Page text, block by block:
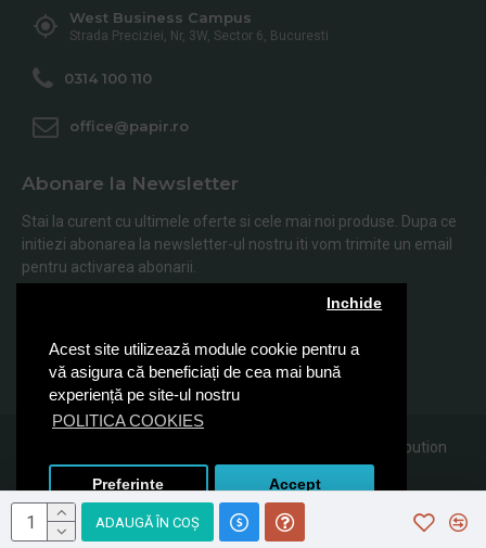
Acest site utilizează module cookie pentru a
vă asigura că beneficiați de cea mai bună
experiență pe site-ul nostru
POLITICA COOKIES
Inchide
Preferinte Accept
ADAUGĂ ÎN COŞ
West Business Campus
Strada Preciziei, Nr, 3W, Sector 6, Bucuresti
0314 100 110
office@papir.ro
Abonare la Newsletter
Stai la curent cu ultimele oferte si cele mai noi produse. Dupa ce
initiezi abonarea la newsletter-ul nostru iti vom trimite un email
pentru activarea abonarii.
Abonare
Am citit şi sunt de acord cu Politica de Confidentialitate
© 2019, Papir.ro, Toate drepturile rezervate Sanito Distribution